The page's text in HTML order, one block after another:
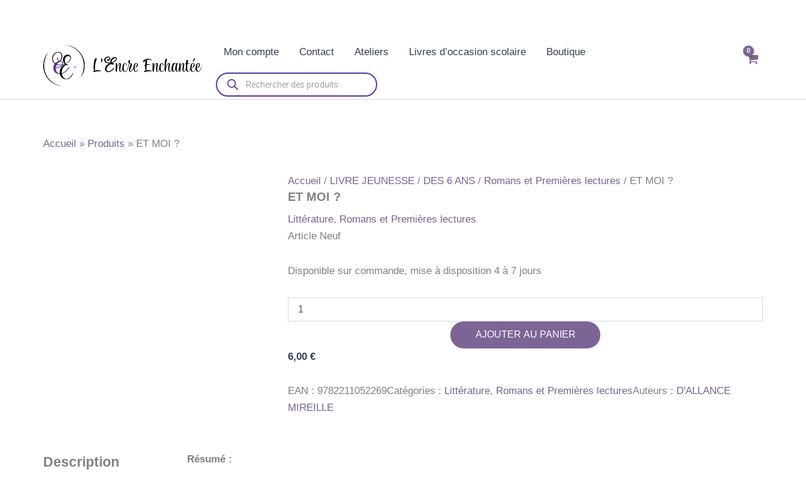
Mon compte Contact Ateliers Livres d’occasion scolaire Boutique
Recherche
de
produits
Accueil Produits ET MOI ?
Accueil / LIVRE JEUNESSE / DES 6 ANS / Romans et Premières lectures / ET MOI ?
ET MOI ?
Littérature, Romans et Premières lectures
Article Neuf
Disponible sur commande, mise à disposition 4 à 7 jours
?
AJOUTER AU PANIER
6,00 €
EAN : 9782211052269Catégories : Littérature, Romans et Premières lecturesAuteurs : D'ALLANCE
MIREILLE
Description Résumé :